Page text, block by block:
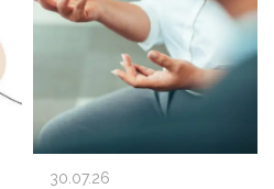
30.07.26